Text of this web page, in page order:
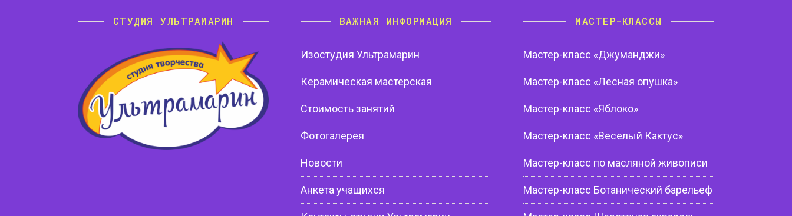
СТУДИЯ УЛЬТРАМАРИН ВАЖНАЯ ИНФОРМАЦИЯ
Изостудия Ультрамарин
Керамическая мастерская
Стоимость занятий
Фотогалерея
Новости
Анкета учащихся
МАСТЕР-КЛАССЫ
Мастер-класс «Джуманджи»
Мастер-класс «Лесная опушка»
Мастер-класс «Яблоко»
Мастер-класс «Веселый Кактус»
Мастер-класс по масляной живописи
Мастер-класс Ботанический барельеф